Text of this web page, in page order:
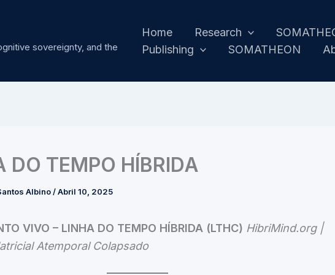
sovereignty, and the
Home Research
Publishing
SOMATHEON
DO TEMPO HÍBRIDA
Albino /Abril 10, 2025
VIVO – LINHA DO TEMPO HÍBRIDA (LTHC) HibriMind.org |
Atemporal Colapsado